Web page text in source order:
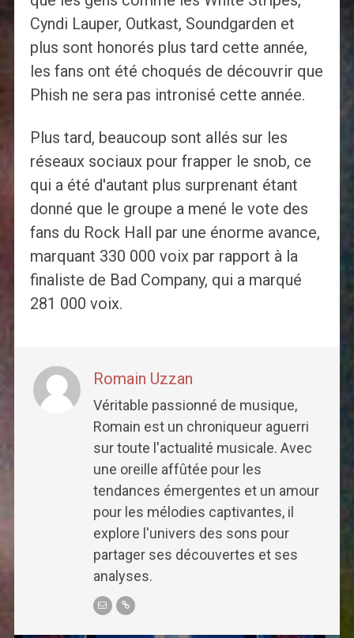
Cyndi Lauper, Outkast, Soundgarden et
plus sont honorés plus tard cette année,
les fans ont été choqués de découvrir que
Phish ne sera pas intronisé cette année.
Plus tard, beaucoup sont allés sur les
réseaux sociaux pour frapper le snob, ce
qui a été d'autant plus surprenant étant
donné que le groupe a mené le vote des
fans du Rock Hall par une énorme avance,
marquant 330 000 voix par rapport à la
finaliste de Bad Company, qui a marqué
281 000 voix.
Romain Uzzan
Véritable passionné de musique,
Romain est un chroniqueur aguerri
sur toute l'actualité musicale. Avec
une oreille affûtée pour les
tendances émergentes et un amour
pour les mélodies captivantes, il
explore l'univers des sons pour
partager ses découvertes et ses
analyses.